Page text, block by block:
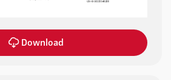
Download